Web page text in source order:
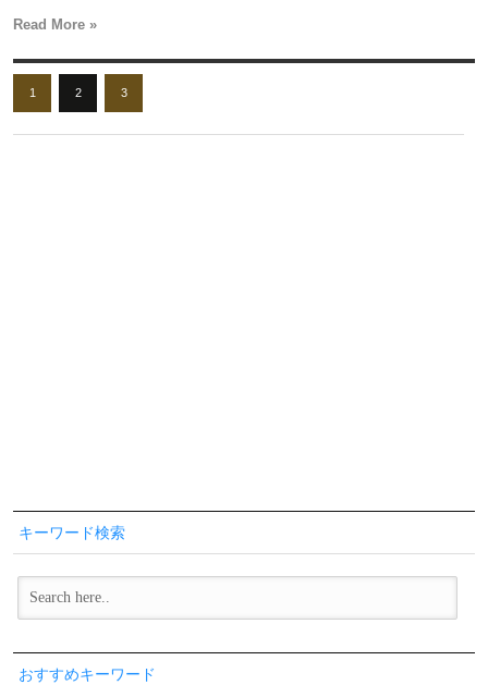
Read More »
1 2 3
キーワード検索
おすすめキーワード